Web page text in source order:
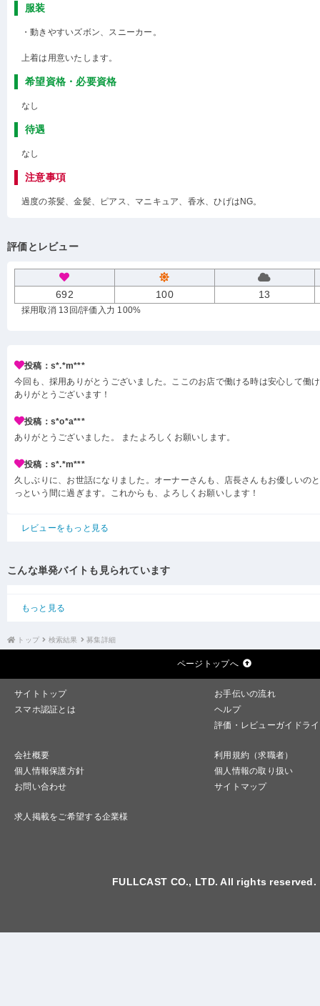
服装
・動きやすいズボン、スニーカー。
上着は用意いたします。
希望資格・必要資格
なし
待遇
なし
注意事項
過度の茶髪、金髪、ピアス、マニキュア、香水、ひげはNG。
評価とレビュー
692 100 13
採用取消 13回/評価入力 100%
投稿：s*.*m***
今回も、採用ありがとうございました。ここのお店で働ける時は安心して働
ありがとうございます！
投稿：s*o*a***
ありがとうございました。 またよろしくお願いします。
投稿：s*.*m***
久しぶりに、お世話になりました。オーナーさんも、店長さんもお優しいの
っという間に過ぎます。これからも、よろしくお願いします！
レビューをもっと見る
こんな単発バイトも見られています
もっと見る
トップ 検索結果 募集詳細
ページトップへ
サイトトップ
お手伝いの流れ
スマホ認証とは
ヘルプ
評価・レビューガイドラ
会社概要
利用規約（求職者）
個人情報保護方針
個人情報の取り扱い
お問い合わせ
サイトマップ
求人掲載をご希望する企業様
FULLCAST CO., LTD. All rights reserved.